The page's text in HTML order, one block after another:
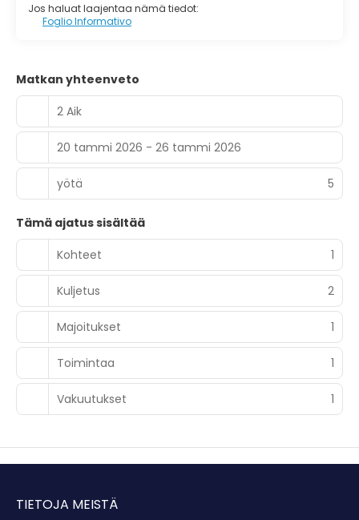
Jos haluat laajentaa nämä tiedot:
Foglio Informativo
Matkan yhteenveto
2 Aik
20 tammi 2026 - 26 tammi 2026
yötä 5
Tämä ajatus sisältää
Kohteet
1
Kuljetus 2
Majoitukset 1
Toimintaa 1
Vakuutukset 1
TIETOJA MEISTÄ